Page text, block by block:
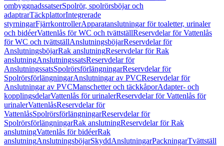
ombyggnadssatserSpolrör, spolrörsböjar och
adaptrarTäckplattorIntegrerade
styrningarFjärrkontrollerApparatanslutningar för toaletter, urinaler
och bidéerVattenlås för WC och tvättställReservdelar för Vattenlås
för WC och tvättställAnslutningsböjarReservdelar för
AnslutningsböjarRak anslutningReservdelar för Rak
anslutningAnslutningssatsReservdelar för
AnslutningssatsSpolrörsförlängningarReservdelar för
SpolrörsförlängningarAnslutningar av PVCReservdelar för
Anslutningar av PVCManschetter och täckkåporAdapter- och
kopplingsdelarVattenlås för urinalerReservdelar för Vattenlås för
urinalerVattenlåsReservdelar för
VattenlåsSpolrörsförlängningarReservdelar för
SpolrörsförlängningarRak anslutningReservdelar för Rak
anslutningVattenlås för bidéerRak
anslutningAnslutningsböjarSkyddAnslutningarPackningarTvättställ